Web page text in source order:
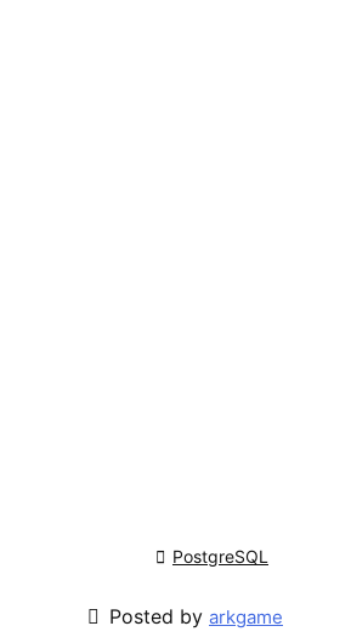
 PostgreSQL
 Posted by arkgame